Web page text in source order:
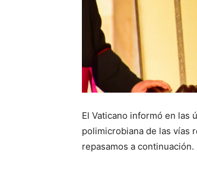
El Vaticano informó en las
polimicrobiana de las vías
repasamos a continuación.